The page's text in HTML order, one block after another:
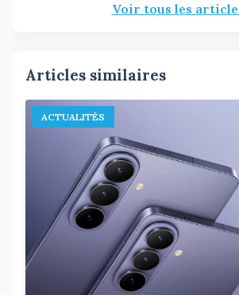
Voir tous les
Articles similaires
ACTUALITÉS